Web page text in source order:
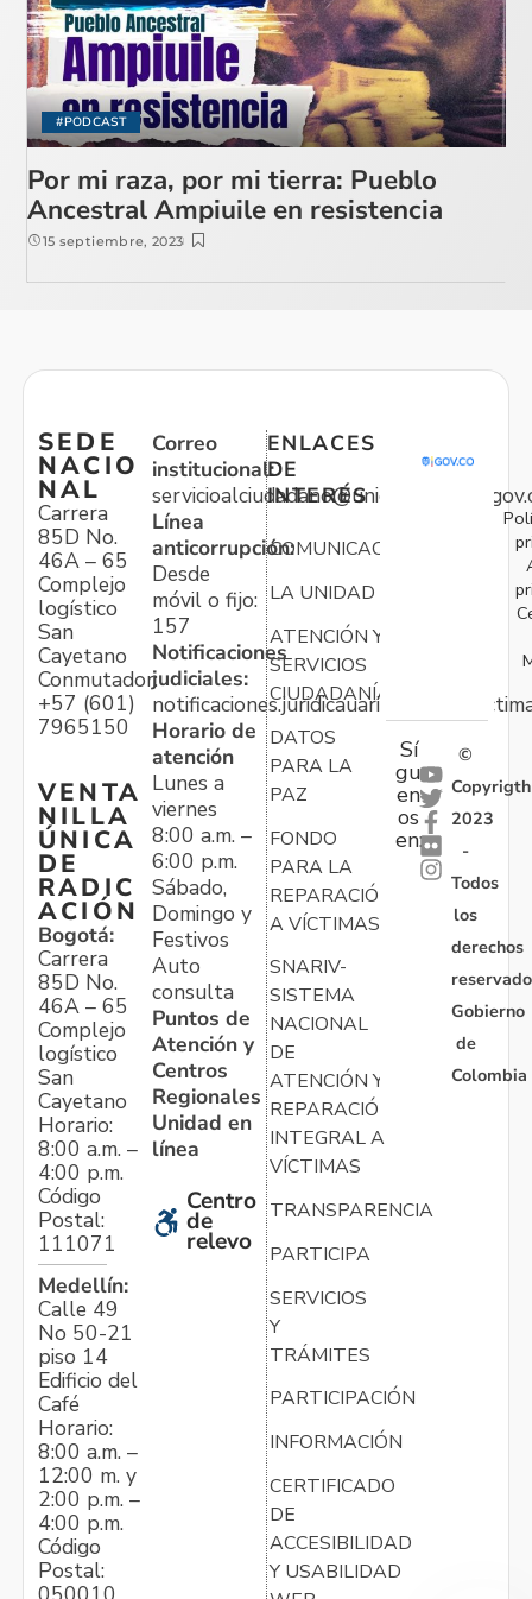
#PODCAST
Por mi raza, por mi tierra: Pueblo
Ancestral Ampiuile en resistencia
15 septiembre, 2023
SEDE
NACIO
NAL
Carrera
85D No.
46A – 65
Complejo
logístico
San
Cayetano
Conmutador:
+57 (601)
7965150
VENTA
NILLA
ÚNICA
DE
RADIC
ACIÓN
Bogotá:
Carrera
85D No.
46A – 65
Complejo
logístico
San
Cayetano
Horario:
8:00 a.m. –
4:00 p.m.
Código
Postal:
111071
Medellín:
Calle 49
No 50-21
piso 14
Edificio del
Café
Horario:
8:00 a.m. –
12:00 m. y
2:00 p.m. –
4:00 p.m.
Código
Postal:
Correo
institucional:
Línea
anticorrupción:
Desde
móvil o fijo:
157
Notificaciones
judiciales:
Horario de
atención
Lunes a
viernes
8:00 a.m. –
6:00 p.m.
Sábado,
Domingo y
Festivos
Auto
consulta
Puntos de
Atención y
Centros
Regionales
Unidad en
línea
Centro
de
relevo
ENLACES
DE
INTERÉS
COMUNICACIONES
LA UNIDAD
ATENCIÓN Y
SERVICIOS
CIUDADANÍA
DATOS
PARA LA
PAZ
FONDO
PARA LA
REPARACIÓN
A VÍCTIMAS
SNARIV-
SISTEMA
NACIONAL
DE
ATENCIÓN Y
REPARACIÓN
INTEGRAL A
VÍCTIMAS
TRANSPARENCIA
PARTICIPA
SERVICIOS
Y
TRÁMITES
PARTICIPACIÓN
INFORMACIÓN
CERTIFICADO
DE
ACCESIBILIDAD
Y USABILIDAD
Sí
gu
en
os
en:
©
Copyrigth
2023
-
Todos
los
derechos
Gobierno
de
Colombia